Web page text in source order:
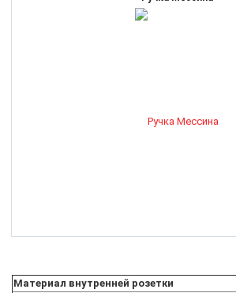
Материал внутренней розетки